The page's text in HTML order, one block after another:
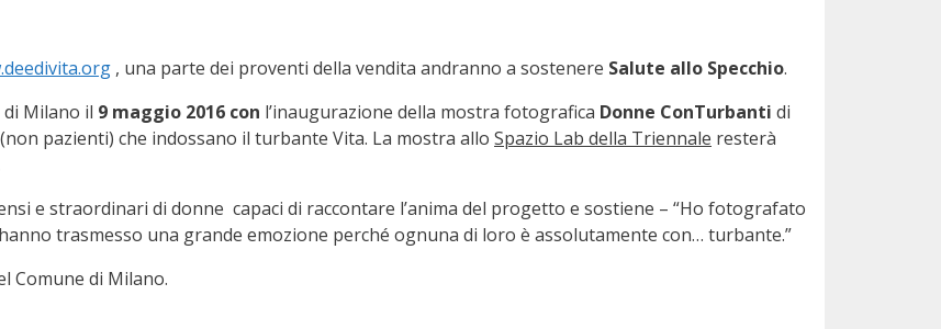
, una parte dei proventi della vendita andranno a sostenere Salute allo Specchio.
Milano il 9 maggio 2016 con l’inaugurazione della mostra fotografica Donne ConTurbanti di
pazienti) che indossano il turbante Vita. La mostra allo Spazio Lab della Triennale resterà
e straordinari di donne capaci di raccontare l’anima del progetto e sostiene – “Ho fotografato
trasmesso una grande emozione perché ognuna di loro è assolutamente con… turbante.”
Comune di Milano.